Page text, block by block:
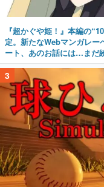
『超かぐや姫！』本編の
定。新たなWebマンガレー
ート、あのお話には…まだ
3